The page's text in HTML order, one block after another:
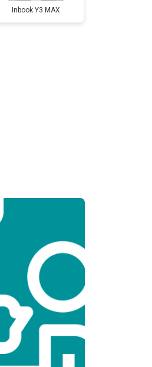
Заказать
Заказать
Заказать
Заказать
Inbook Y3 MAX